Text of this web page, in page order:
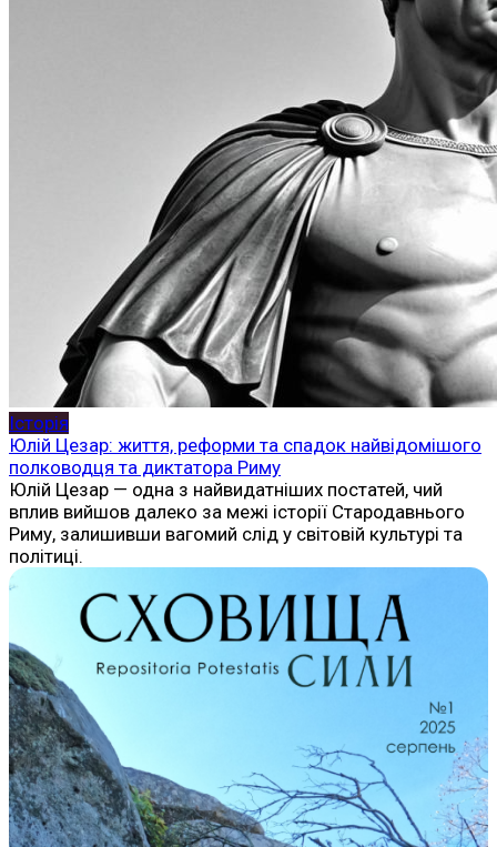
Історія
Юлій Цезар: життя, реформи та спадок найвідомішого
полководця та диктатора Риму
Юлій Цезар — одна з найвидатніших постатей, чий
вплив вийшов далеко за межі історії Стародавнього
Риму, залишивши вагомий слід у світовій культурі та
політиці.